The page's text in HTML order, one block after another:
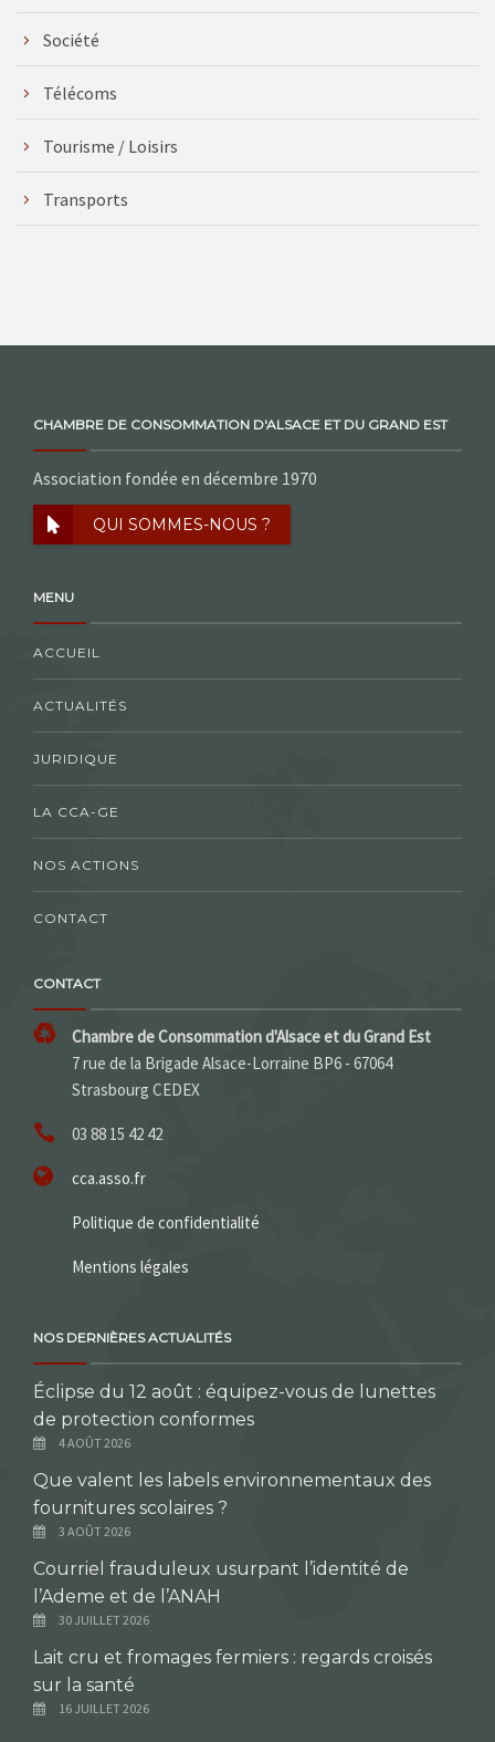
Société
Télécoms
Tourisme / Loisirs
Transports
CHAMBRE DE CONSOMMATION D'ALSACE ET DU GRAND EST
Association fondée en décembre 1970
QUI SOMMES-NOUS ?
MENU
ACCUEIL
ACTUALITÉS
JURIDIQUE
LA CCA-GE
NOS ACTIONS
CONTACT
CONTACT
Chambre de Consommation d'Alsace et du Grand Est
7 rue de la Brigade Alsace-Lorraine BP6 - 67064
Strasbourg CEDEX
03 88 15 42 42
cca.asso.fr
Politique de confidentialité
Mentions légales
NOS DERNIÈRES ACTUALITÉS
Éclipse du 12 août : équipez-vous de lunettes
de protection conformes
4 AOÛT 2026
Que valent les labels environnementaux des
fournitures scolaires ?
3 AOÛT 2026
Courriel frauduleux usurpant l’identité de
l’Ademe et de l’ANAH
30 JUILLET 2026
Lait cru et fromages fermiers : regards croisés
sur la santé
16 JUILLET 2026